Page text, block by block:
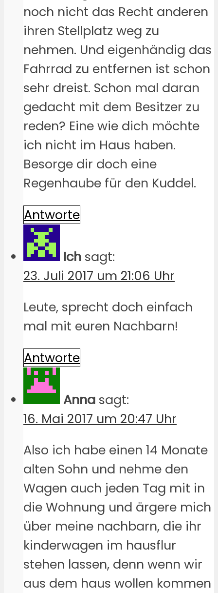
noch nicht das Recht anderen
ihren Stellplatz weg zu
nehmen. Und eigenhändig das
Fahrrad zu entfernen ist schon
sehr dreist. Schon mal daran
gedacht mit dem Besitzer zu
reden? Eine wie dich möchte
ich nicht im Haus haben.
Besorge dir doch eine
Regenhaube für den Kuddel.
Antworte
Ich sagt:
23. Juli 2017 um 21:06 Uhr
Leute, sprecht doch einfach
mal mit euren Nachbarn!
Antworte
Anna sagt:
16. Mai 2017 um 20:47 Uhr
Also ich habe einen 14 Monate
alten Sohn und nehme den
Wagen auch jeden Tag mit in
die Wohnung und ärgere mich
über meine nachbarn, die ihr
kinderwagen im hausflur
stehen lassen, denn wenn wir
aus dem haus wollen kommen